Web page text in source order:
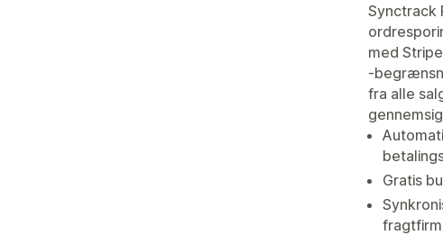
Synctrack
med
-
fra alle
Gratis